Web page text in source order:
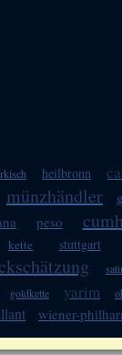
heilbronn
münzhändler
peso
kette stuttgart
goldkette yarim
wiener-